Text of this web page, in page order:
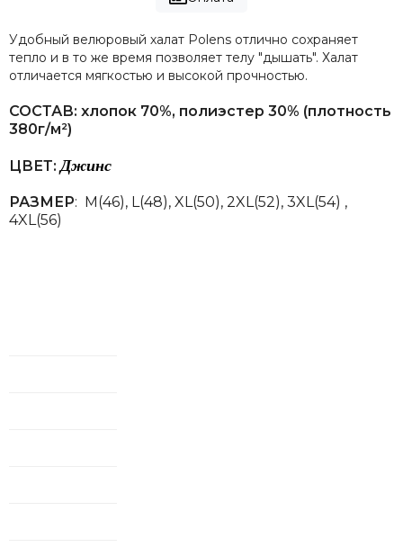
Удобный велюровый халат Polens отлично сохраняет
тепло и в то же время позволяет телу "дышать". Халат
отличается мягкостью и высокой прочностью.
СОСТАВ: хлопок 70%, полиэстер 30% (плотность
380г/м²)
ЦВЕТ: Джинс
РАЗМЕР: М(46), L(48), XL(50), 2XL(52), 3XL(54) ,
4XL(56)